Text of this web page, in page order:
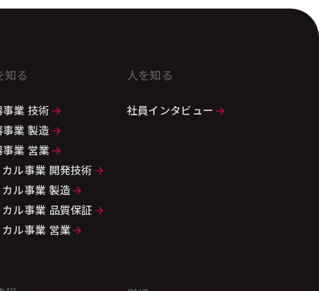
知る
事業 技術
事業 製造
事業 営業
カル事業 開発技術
カル事業 製造
カル事業 品質保証
カル事業 営業
人を知る
社員インタビュー